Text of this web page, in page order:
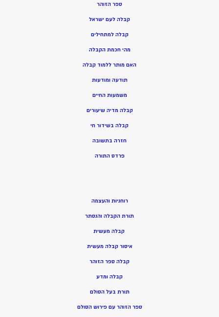
ספר הזוהר
קבלה לעם ישראל
קבלה למתחילים
מהי חכמת הקבלה
האם מותר ללמוד קבלה
תודעה ומודעות
משמעות החיים
קבלה מדיה שיעורים
קבלה בשידור חי
חזרה בתשובה
פרדס התורה
רוחניות והעצמה
תורת הקבלה והנסתר
קבלה מעשית
איסור קבלה מעשית
קבלה ספר הזוהר
קבלה ומדע
תורת בעל הסולם
ספר הזוהר עם פירוש הסולם